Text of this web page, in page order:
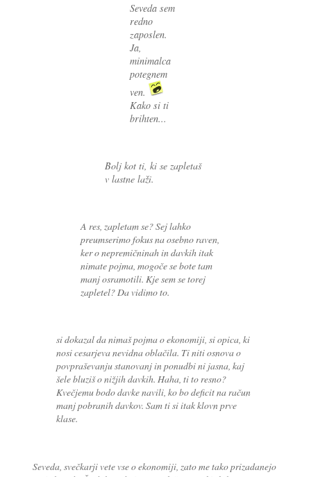
Seveda sem
redno
zaposlen.
Ja,
minimalca
potegnem
ven.
Kako si ti
brihten...
Bolj kot ti, ki se zapletaš
v lastne laži.
A res, zapletam se? Sej lahko
preumserimo fokus na osebno raven,
ker o nepremičninah in davkih itak
nimate pojma, mogoče se bote tam
manj osramotili. Kje sem se torej
zapletel? Da vidimo to.
si dokazal da nimaš pojma o ekonomiji, si opica, ki
nosi cesarjeva nevidna oblačila. Ti niti osnova o
povpraševanju stanovanj in ponudbi ni jasna, kaj
šele bluziš o nižjih davkih. Haha, ti to resno?
Kvečjemu bodo davke navili, ko bo deficit na račun
manj pobranih davkov. Sam ti si itak klovn prve
klase.
Seveda, svečkarji vete vse o ekonomiji, zato me tako prizadanejo